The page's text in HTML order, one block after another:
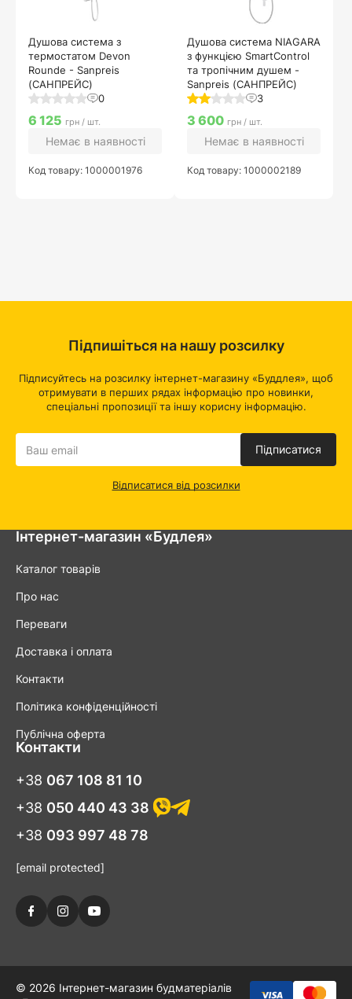
Душова система з
термостатом Devon
Rounde - Sanpreis
(САНПРЕЙС)
0
6 125 грн / шт.
Немає в наявності
Код товару: 1000001976
Душова система NIAGARA
з функцією SmartControl
та тропічним душем -
Sanpreis (САНПРЕЙС)
3
3 600 грн / шт.
Немає в наявності
Код товару: 1000002189
Інтернет-магазин «Будлея»
Каталог товарів
Про нас
Переваги
Доставка і оплата
Контакти
Політика конфіденційності
Публічна оферта
Контакти
+38 067 108 81 10
+38 050 440 43 38
+38 093 997 48 78
[email protected]
Підпишіться на нашу розсилку
Підписуйтесь на розсилку інтернет-магазину «Буддлея», щоб
отримувати в перших рядах інформацію про новинки,
спеціальні пропозиції та іншу корисну інформацію.
Підписатися
Відписатися від розсилки
© 2026 Інтернет-магазин будматеріалів